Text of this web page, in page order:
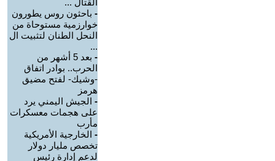
القتال ...
- باحثون روس يطورون
خوارزمية مستوحاة من
النحل الطنان لتثبيت ال
...
-
بعد 5 أشهر من
الحرب.. بوادر اتفاق
-وشيك- لفتح مضيق
هرمز
- الجيش اليمني يرد
على هجمات معسكرات
مأرب
- الخارجية الأمريكية
تخصص مليار دولار
لدعم إدارة رئيس